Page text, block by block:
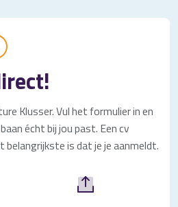
Klusser. Vul het formulier in en
écht bij jou past. Een cv
belangrijkste is dat je je aanmeldt.